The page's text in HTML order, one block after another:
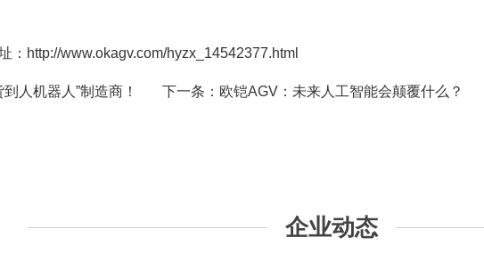
：http://www.okagv.com/hyzx_14542377.html
人机器人”制造商！ 下一条： 欧铠AGV：未来人工智能会颠覆什么？
企业动态